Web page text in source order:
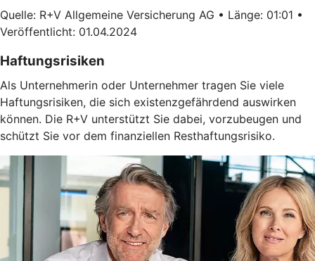
Quelle: R+V Allgemeine Versicherung AG • Länge: 01:01 •
Veröffentlicht: 01.04.2024
Haftungsrisiken
Als Unternehmerin oder Unternehmer tragen Sie viele
Haftungsrisiken, die sich existenzgefährdend auswirken
können. Die R+V unterstützt Sie dabei, vorzubeugen und
schützt Sie vor dem finanziellen Resthaftungsrisiko.